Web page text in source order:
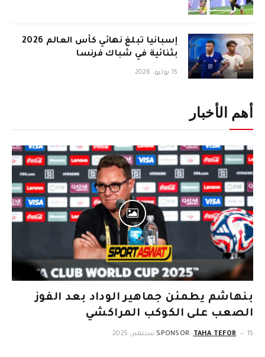
إسبانيا تبلغ نهائي كأس العالم 2026
بثنائية في شباك فرنسا
15 يوليو، 2026
أهم الأخبار
بنهاشم يطمئن جماهير الوداد بعد الفوز
الصعب على الكوكب المراكشي
SPONSOR: TAHA TEFOR 15 سبتمبر، 2025